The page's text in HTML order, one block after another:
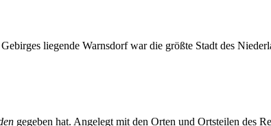
liegende Warnsdorf war die größte Stadt des
gegeben hat. Angelegt mit den Orten und Ortsteilen des